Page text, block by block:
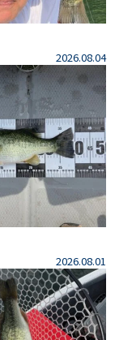
2026.08.04
2026.08.01